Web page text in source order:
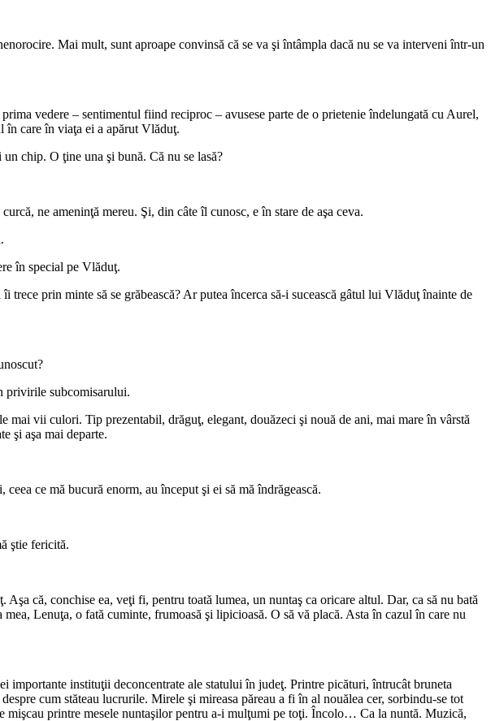
Mai mult, sunt aproape convinsă că se va şi întâmpla dacă nu se va interveni într-un
vedere – sentimentul fiind reciproc – avusese parte de o prietenie îndelungată cu Aurel,
în care în viaţa ei a apărut Vlăduţ.
chip. O ţine una şi bună. Că nu se lasă?
ne ameninţă mereu. Şi, din câte îl cunosc, e în stare de aşa ceva.
în special pe Vlăduţ.
prin minte să se grăbească? Ar putea încerca să-i sucească gâtul lui Vlăduţ înainte de
privirile subcomisarului.
vii culori. Tip prezentabil, drăguţ, elegant, douăzeci şi nouă de ani, mai mare în vârstă
şi aşa mai departe.
ce mă bucură enorm, au început şi ei să mă îndrăgească.
ştie fericită.
că, conchise ea, veţi fi, pentru toată lumea, un nuntaş ca oricare altul. Dar, ca să nu bată
Lenuţa, o fată cuminte, frumoasă şi lipicioasă. O să vă placă. Asta în cazul în care nu
instituţii deconcentrate ale statului în judeţ. Printre picături, întrucât bruneta
cum stăteau lucrurile. Mirele şi mireasa păreau a fi în al nouălea cer, sorbindu-se tot
printre mesele nuntaşilor pentru a-i mulţumi pe toţi. Încolo… Ca la nuntă. Muzică,